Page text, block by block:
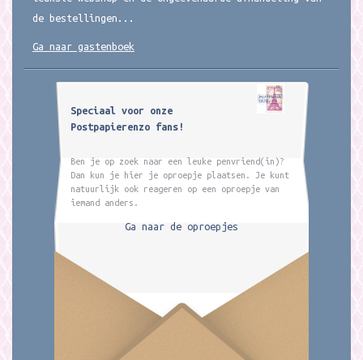
de bestellingen...
Ga naar gastenboek
Speciaal voor onze
Postpapierenzo fans!
Ben je op zoek naar een leuke penvriend(in)?
Dan kun je hier je oproepje plaatsen. Je kunt
natuurlijk ook reageren op een oproepje van
iemand anders.
Ga naar de oproepjes